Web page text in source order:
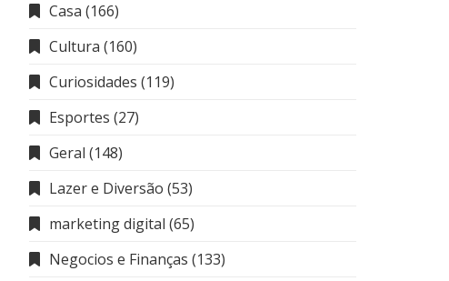
Casa (166)
Cultura (160)
Curiosidades (119)
Esportes (27)
Geral (148)
Lazer e Diversão (53)
marketing digital (65)
Negocios e Finanças (133)